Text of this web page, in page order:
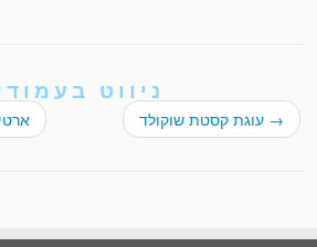
ניווט
→ עוגת קסטת שוקולד